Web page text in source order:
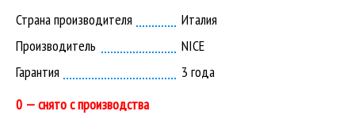
Страна производителя
Италия
Производитель
NICE
Гарантия
3 года
0 — снято с производства